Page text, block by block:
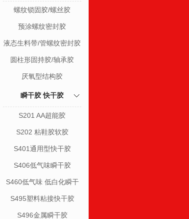
螺纹锁固胶/螺丝胶
预涂螺纹密封胶
液态生料带/管螺纹密封胶
圆柱形固持胶/轴承胶
厌氧型结构胶
瞬干胶 快干胶
S201 AA超能胶
S202 粘鞋胶软胶
S401通用型快干胶
S406低气味瞬干胶
S460低气味 低白化瞬干
胶
S495塑料粘接快干胶
S496金属瞬干胶